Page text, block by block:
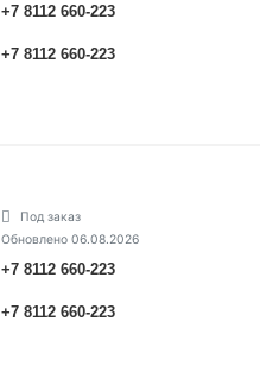
+7 8112 660-223
+7 8112 660-223
Под заказ
Обновлено 06.08.2026
+7 8112 660-223
+7 8112 660-223